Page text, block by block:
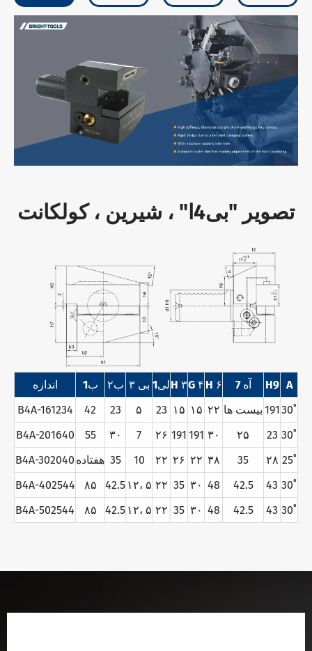
تصویر "بی4ا" ، شیرین ، کولکانت
اندازه ب1 ب۲ بی ۳ لی1H ۳G ۴ H ۶ آه 7 H9 Α
B4A-161234
42 23 ۵ 23 ۱۵ ۱۵ ۲۲ بيست ها 19130˚
B4A-201640
55 ۳۰ 7 ۲۶ 191 191 ۳۰ ۲۵ 23 30˚
B4A-302040 هفتاده 35 10 ۲۲ ۲۶ ۲۲ ۳۸ 35 ۲۸ 25˚
B4A-402544
۸۵ 42.5 ۱۲، ۵ ۲۲ 35 ۳۰ 48 42.5 43 30˚
B4A-502544
۸۵ 42.5 ۱۲، ۵ ۲۲ 35 ۳۰ 48 42.5 43 30˚